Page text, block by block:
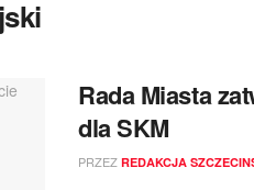
Rada Miasta
dla SKM
PRZEZ REDAKCJA